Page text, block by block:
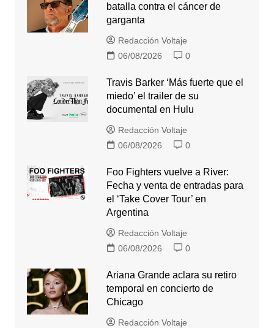
batalla contra el cáncer de
garganta
Redacción Voltaje
06/08/2026
0
Travis Barker ‘Más fuerte que el
miedo’ el trailer de su
documental en Hulu
Redacción Voltaje
06/08/2026
0
Foo Fighters vuelve a River:
Fecha y venta de entradas para
el ‘Take Cover Tour’ en
Argentina
Redacción Voltaje
06/08/2026
0
Ariana Grande aclara su retiro
temporal en concierto de
Chicago
Redacción Voltaje